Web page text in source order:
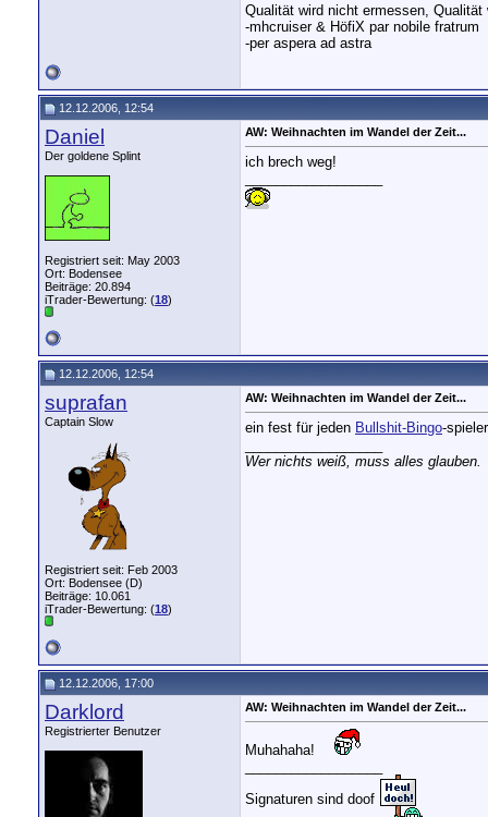
Qualität wird nicht ermessen, Qualität
-mhcruiser & HöfiX par nobile fratrum
-per aspera ad astra
12.12.2006, 12:54
Daniel
Der goldene Splint
Registriert seit: May 2003
Ort: Bodensee
Beiträge: 20.894
iTrader-Bewertung: (18)
AW: Weihnachten im Wandel der Zeit...
ich brech weg!
12.12.2006, 12:54
suprafan
Captain Slow
Registriert seit: Feb 2003
Ort: Bodensee (D)
Beiträge: 10.061
iTrader-Bewertung: (18)
AW: Weihnachten im Wandel der Zeit...
ein fest für jeden Bullshit-Bingo-
Wer nichts weiß, muss alles glauben.
12.12.2006, 17:00
Darklord
Registrierter Benutzer
AW: Weihnachten im Wandel der Zeit...
Muhahaha!
Signaturen sind doof